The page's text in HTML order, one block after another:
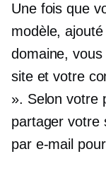
Une fois que
modèle,
domaine,
site et votre
». Selon votre
partager votre
par e-mail